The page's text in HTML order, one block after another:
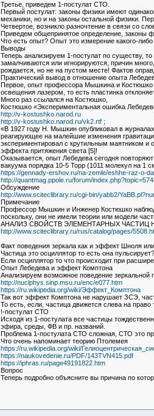
Третье, приведем 1-постулат СТО.
Первый постулат: законы физики имеют
механики, но и на законы остальной физики.
Четвертое, возникло разночтение в связи со
Приведем общепринятое определение, законы
Что есть опыт? Опыт это измерение какого-либо
Выводы
Теперь анализируем 1-постулат по существу,
замалчиваются или игнорируются, причин
рождается, но не на пустом месте! Фактов
Практический вывод в отношение опыта
Первое, опыт профессора Мышкина и Костюшко
освещения лазером, то есть пластинка
Много раз ссылался на Костюшко,
Костюшко «Экспериментальная ошибка
http://v-kostushko.narod.ru
http://v-kostushko.narod.ru/vk2.rtf;
«В 1927 году H. Мышкин опубликовал в
реагирующее на малейшие изменения
экспериментировал с крутильным маятником и
эффекта притяжения света [5]!
Оказывается, опыт Лебедева сегодня
вакуума порядка 10-5 Торр (1011 молекул на 1
https://gennady-ershov.ru/na-zemle/eshhe-raz-o-
http://quantmag.ppole.ru/forum/
Обсуждение
http://www.sciteclibrary.ru/cgi-bin/yabb2/
Примечание
Профессор Мышкин и Инженер Костюшко
поскольку, они не имели теории или модели
АНАЛИЗ СВОЙСТВ ЭЛЕМЕНТАРНЫХ
http://www.sciteclibrary.ru/rus/catalog/pages/
Факт поведения зеркала как и эффект Шноля
Частица это осциллятор то есть она пульсирует?
Если осциллятор то что происходит при
Опыт Лебедева и эффект Комптона
Анализируем возможное поведение
http://nuclphys.sinp.msu.ru/enc/e077.htm
https://ru.wikipedia.org/wiki/Эффект_Комптона
Так вот эффект Комптона не нарушает ЗСЭ,
То есть, если, частица движется слева на
!-постулат СТО
Исходя из 1-постулата все частицы
эфира, среды, ФВ и пр. названий.
Проблема 1-постулата СТО сложная, СТО это
Что очень напоминает теорию Птолемея
https://ru.wikipedia.org/wiki/
https://naukovedenie.ru/PDF/143TVN415.pdf
https://iphras.ru/page49191822.htm
Вопрос
Теперь подробно объясните вы причина по